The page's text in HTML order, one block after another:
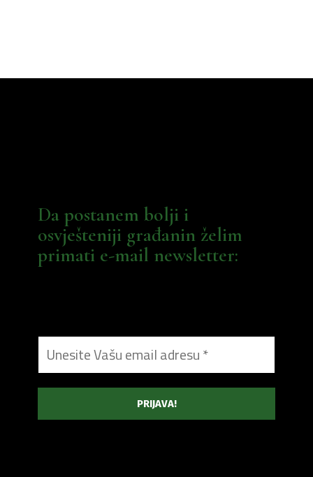
Da postanem bolji i
osvješteniji građanin želim
primati e-mail newsletter: